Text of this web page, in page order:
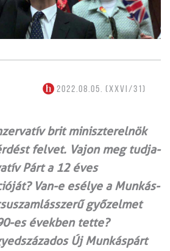
2022.08.05. (XXVI/31)
brit miniszterelnök
felvet. Vajon meg tudja-
Párt a 12 éves
Van-e esélye a Munkás­
győzelmet
es években tette?
Új Munkáspárt